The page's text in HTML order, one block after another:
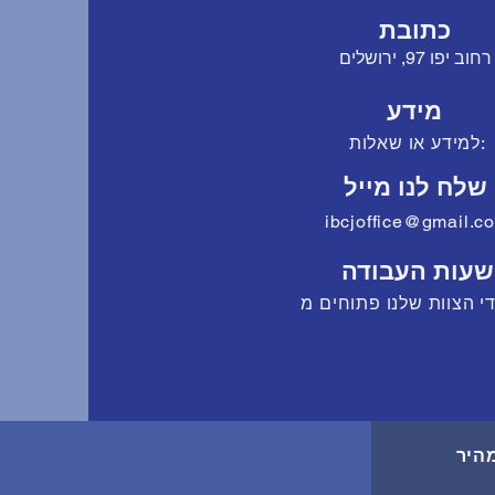
כתובת
רחוב יפו 97, ירושלים
מידע
למידע או שאלות:
שלח לנו מייל
שעות העבודה
הצוות שלנו פתוחים מ